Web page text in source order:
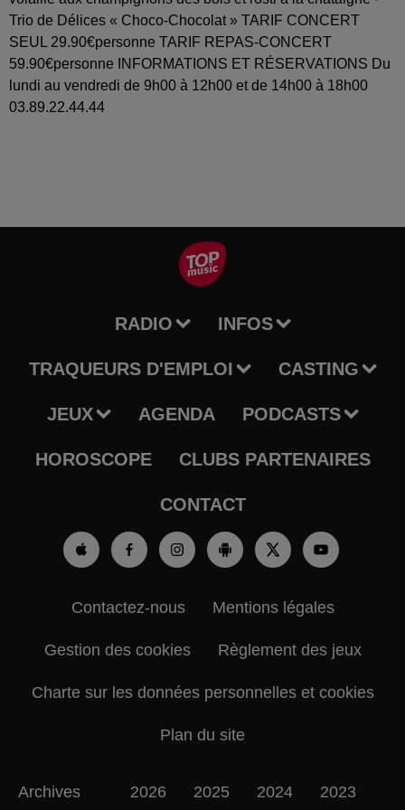
Trio de Délices « Choco-Chocolat » TARIF CONCERT
SEUL 29.90€personne TARIF REPAS-CONCERT
59.90€personne INFORMATIONS ET RÉSERVATIONS Du
lundi au vendredi de 9h00 à 12h00 et de 14h00 à 18h00
03.89.22.44.44
RADIO INFOS
TRAQUEURS D'EMPLOI CASTING
JEUX AGENDA PODCASTS
HOROSCOPE CLUBS PARTENAIRES
CONTACT
Contactez-nous Mentions légales
Gestion des cookies Règlement des jeux
Charte sur les données personnelles et cookies
Plan du site
Archives 2026 2025 2024 2023